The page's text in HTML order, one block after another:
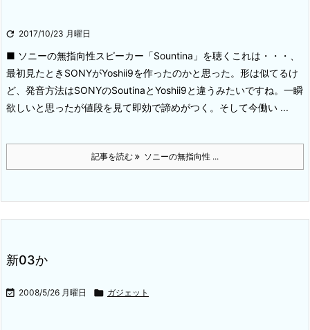
 2017/10/23 月曜日
■ ソニーの無指向性スピーカー「Sountina」を聴く これは・・・、
最初見たときSONYがYoshii9を作ったのかと思った。形は似てるけ
ど、発音方法はSONYのSoutinaとYoshii9と違うみたいですね。一瞬
欲しいと思ったが値段を見て即効で諦めがつく。 そして今働い ...
記事を読む ソニーの無指向性 ...
新03か
 2008/5/26 月曜日  ガジェット